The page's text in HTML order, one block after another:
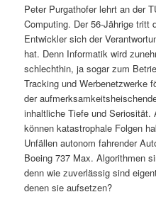
r
i
n
g
e
n
s
p
r
i
n
g
e
Peter Purgathofer lehrt an der
Computing. Der 56-Jährige tritt
Entwickler sich der
hat. Denn Informatik wird
schlechthin, ja sogar zum
Tracking und Werbenetzwerke
der
inhaltliche Tiefe und
können katastrophale Folgen
Unfällen autonom fahrender
Boeing 737 Max. Algorithmen
denn wie zuverlässig sind
denen sie aufsetzen?